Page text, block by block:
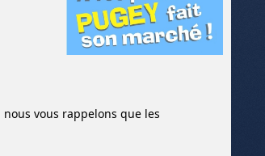
vous rappelons que les